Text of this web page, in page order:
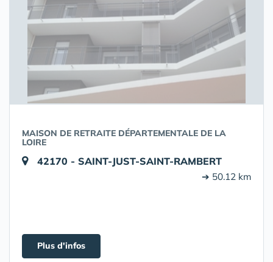
MAISON DE RETRAITE DÉPARTEMENTALE DE LA
LOIRE
42170 - SAINT-JUST-SAINT-RAMBERT
➔ 50.12 km
Plus d'infos